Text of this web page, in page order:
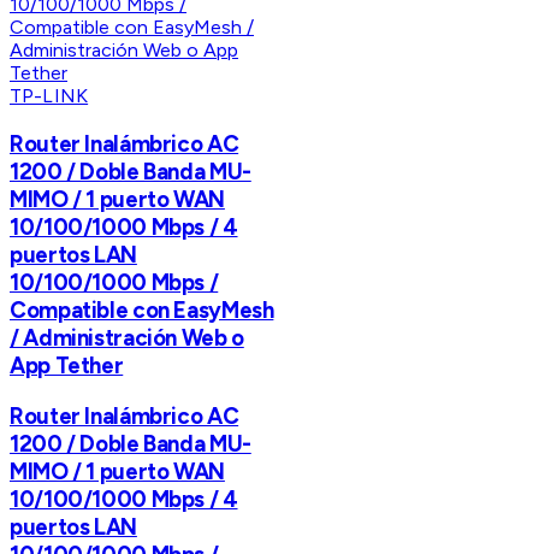
TP-LINK
Router Inalámbrico AC
1200 / Doble Banda MU-
MIMO / 1 puerto WAN
10/100/1000 Mbps / 4
puertos LAN
10/100/1000 Mbps /
Compatible con EasyMesh
/ Administración Web o
App Tether
Router Inalámbrico AC
1200 / Doble Banda MU-
MIMO / 1 puerto WAN
10/100/1000 Mbps / 4
puertos LAN